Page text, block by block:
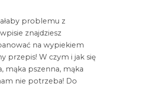
problemu z
znajdziesz
na wypiekiem
przepis! W czym i jak się
mąka pszenna, mąka
nie potrzeba! Do